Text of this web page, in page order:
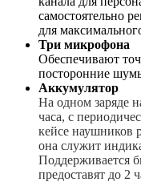
самостоятельно
для
Три микрофона
Обеспечивают
посторонние
Аккумулятор
На одном заряде
часа, с
кейсе наушников
она служит
Поддерживается
предоставят до 2